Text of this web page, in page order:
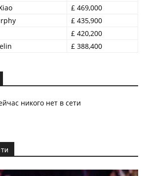
£ 469,000
£ 435,900
£ 420,200
£ 388,400
никого нет в сети